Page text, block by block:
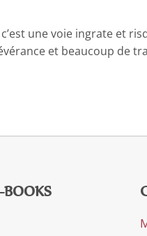
une voie ingrate et
et beaucoup de
BOOKS